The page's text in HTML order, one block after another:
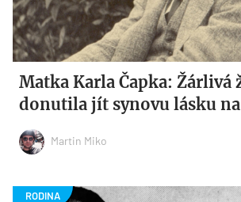
Matka Karla Čapka: Žárlivá
donutila jít synovu lásku
Martin Miko